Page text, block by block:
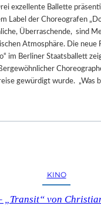
exzellente Ballette
Label der Choreografen
Überraschende, sind
Atmosphäre. Die neue
im Berliner Staatsballett
gewürdigt wurde. „Was
KINO
„Transit“ von